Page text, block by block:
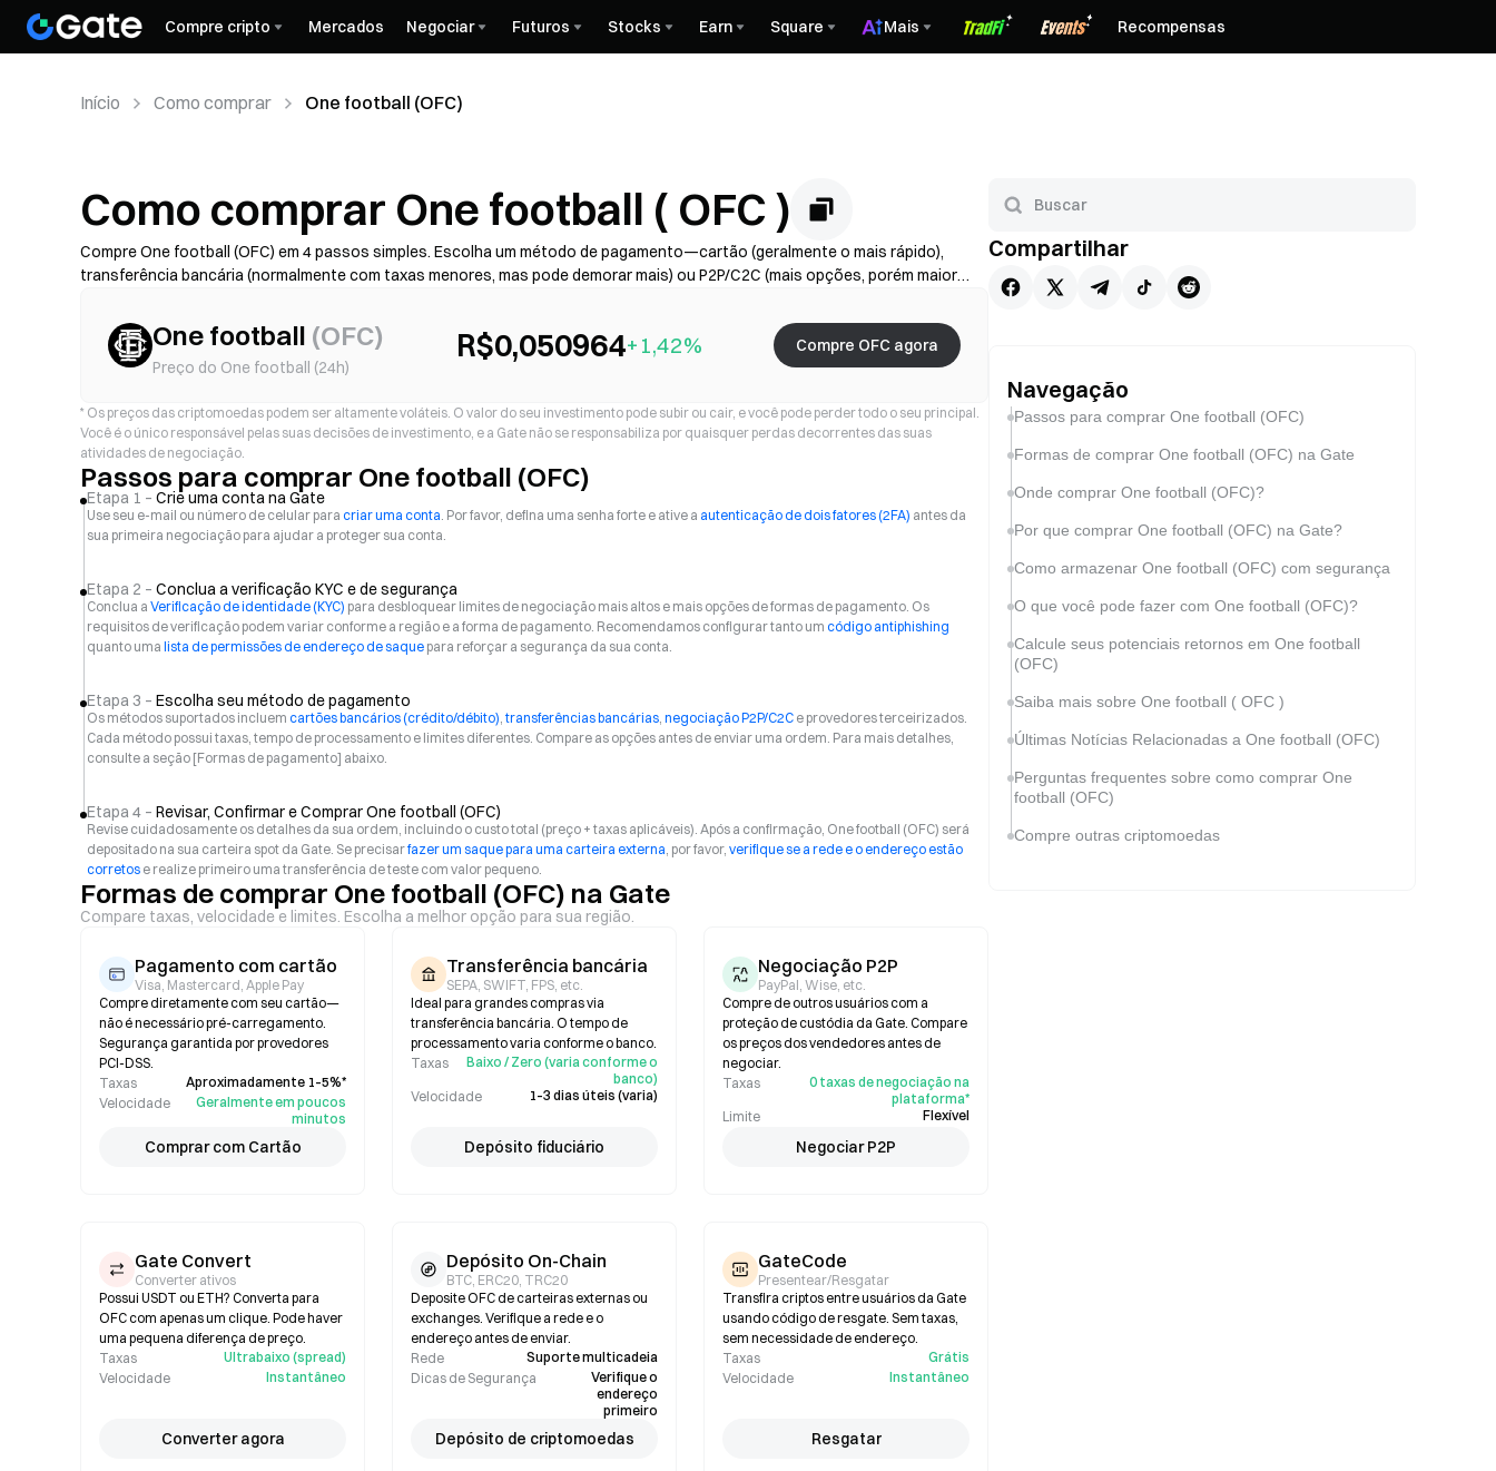
Compre cripto Mercados Negociar Futuros Stocks Earn Square Mais Recompensas
Início Como comprar One football (OFC)
Como comprar One football ( OFC )
Compre One football (OFC) em 4 passos simples. Escolha um método de pagamento—cartão (geralmente o mais rápido),
transferência bancária (normalmente com taxas menores, mas pode demorar mais) ou P2P/C2C (mais opções, porém maior
com 2FA. Disponibilidade, limites, taxas e tempo de processamento variam conforme a região e o provedor.
One football (OFC)
Preço do One football (24h)
R$0,050964+1,42% Compre OFC agora
* Os preços das criptomoedas podem ser altamente voláteis. O valor do seu investimento pode subir ou cair, e você pode perder todo o seu principal.
Você é o único responsável pelas suas decisões de investimento, e a Gate não se responsabiliza por quaisquer perdas decorrentes das suas
atividades de negociação.
Passos para comprar One football (OFC)
Etapa 1 – Crie uma conta na Gate
Use seu e-mail ou número de celular para criar uma conta. Por favor, defina uma senha forte e ative a autenticação de dois fatores (2FA) antes da
sua primeira negociação para ajudar a proteger sua conta.
Etapa 2 – Conclua a verificação KYC e de segurança
Conclua a Verificação de identidade (KYC) para desbloquear limites de negociação mais altos e mais opções de formas de pagamento. Os
requisitos de verificação podem variar conforme a região e a forma de pagamento. Recomendamos configurar tanto um código antiphishing
quanto uma lista de permissões de endereço de saque para reforçar a segurança da sua conta.
Etapa 3 – Escolha seu método de pagamento
Os métodos suportados incluem cartões bancários (crédito/débito), transferências bancárias, negociação P2P/C2C e provedores terceirizados.
Cada método possui taxas, tempo de processamento e limites diferentes. Compare as opções antes de enviar uma ordem. Para mais detalhes,
consulte a seção [Formas de pagamento] abaixo.
Etapa 4 – Revisar, Confirmar e Comprar One football (OFC)
Revise cuidadosamente os detalhes da sua ordem, incluindo o custo total (preço + taxas aplicáveis). Após a confirmação, One football (OFC) será
depositado na sua carteira spot da Gate. Se precisarfazer um saque para uma carteira externa, por favor, verifique se a rede e o endereço estão
corretos e realize primeiro uma transferência de teste com valor pequeno.
Formas de comprar One football (OFC) na Gate
Compare taxas, velocidade e limites. Escolha a melhor opção para sua região.
Pagamento com cartão
Visa, Mastercard, Apple Pay
Compre diretamente com seu cartão—
não é necessário pré-carregamento.
Segurança garantida por provedores
PCI-DSS.
Taxas
Aproximadamente 1–5%*
Velocidade
Geralmente em poucos
minutos
Comprar com Cartão
Transferência bancária
SEPA, SWIFT, FPS, etc.
Ideal para grandes compras via
transferência bancária. O tempo de
processamento varia conforme o banco.
Taxas
Baixo / Zero (varia conforme o
banco)
Velocidade
1–3 dias úteis (varia)
Depósito fiduciário
Negociação P2P
PayPal, Wise, etc.
Compre de outros usuários com a
proteção de custódia da Gate. Compare
os preços dos vendedores antes de
negociar.
Taxas
0 taxas de negociação na
plataforma*
Limite
Flexível
Negociar P2P
Gate Convert
Converter ativos
Possui USDT ou ETH? Converta para
OFC com apenas um clique. Pode haver
uma pequena diferença de preço.
Taxas
Ultrabaixo (spread)
Velocidade
Instantâneo
Converter agora
Depósito On-Chain
BTC, ERC20, TRC20
Deposite OFC de carteiras externas ou
exchanges. Verifique a rede e o
endereço antes de enviar.
Rede
Suporte multicadeia
Dicas de Segurança
Verifique o
endereço
primeiro
Depósito de criptomoedas
GateCode
Presentear/Resgatar
Transfira criptos entre usuários da Gate
usando código de resgate. Sem taxas,
sem necessidade de endereço.
Taxas
Grátis
Velocidade
Instantâneo
Resgatar
Compartilhar
Navegação
Passos para comprar One football (OFC)
Formas de comprar One football (OFC) na Gate
Onde comprar One football (OFC)?
Por que comprar One football (OFC) na Gate?
Como armazenar One football (OFC) com segurança
O que você pode fazer com One football (OFC)?
Calcule seus potenciais retornos em One football
(OFC)
Saiba mais sobre One football ( OFC )
Últimas Notícias Relacionadas a One football (OFC)
Perguntas frequentes sobre como comprar One
football (OFC)
Compre outras criptomoedas